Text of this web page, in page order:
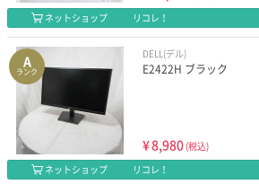
ネットショップ
リコレ！
A
ランク
DELL(デル)
E2422H ブラック
¥8,980 (税込)
ネットショップ
リコレ！